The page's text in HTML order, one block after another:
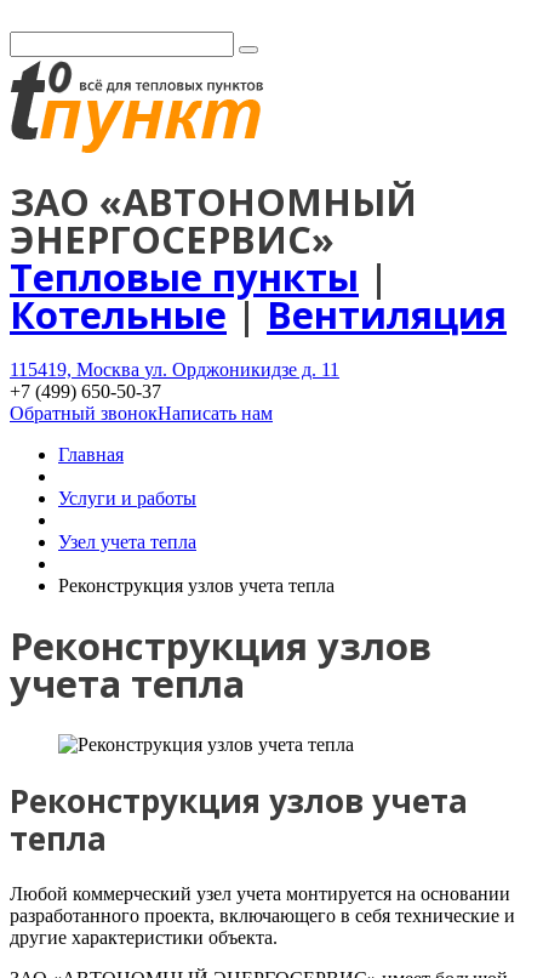
ЗАО «АВТОНОМНЫЙ
ЭНЕРГОСЕРВИС»
Тепловые пункты |
Котельные|Вентиляция
115419, Москва ул. Орджоникидзе д. 11
+7 (499) 650-50-37
Обратный звонокНаписать нам
Главная
Услуги и работы
Узел учета тепла
Реконструкция узлов учета тепла
Реконструкция узлов
учета тепла
Реконструкция узлов учета
тепла
Любой коммерческий узел учета монтируется на основании
разработанного проекта, включающего в себя технические и
другие характеристики объекта.